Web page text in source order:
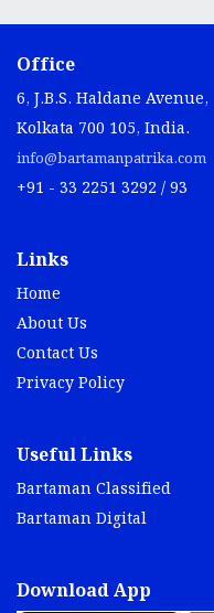
Office
6, J.B.S. Haldane Avenue,
Kolkata 700 105, India.
info@bartamanpatrika.com
+91 - 33 2251 3292 / 93
Links
Home
About Us
Contact Us
Privacy Policy
Useful Links
Bartaman Classified
Bartaman Digital
Download App